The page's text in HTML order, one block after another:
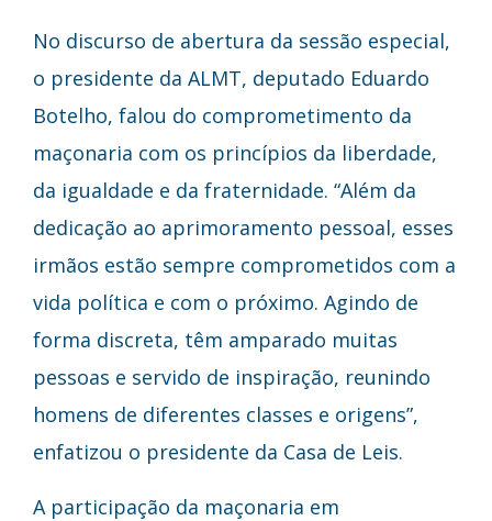
No discurso de abertura da sessão especial,
o presidente da ALMT, deputado Eduardo
Botelho, falou do comprometimento da
maçonaria com os princípios da liberdade,
da igualdade e da fraternidade. “Além da
dedicação ao aprimoramento pessoal, esses
irmãos estão sempre comprometidos com a
vida política e com o próximo. Agindo de
forma discreta, têm amparado muitas
pessoas e servido de inspiração, reunindo
homens de diferentes classes e origens”,
enfatizou o presidente da Casa de Leis.
A participação da maçonaria em